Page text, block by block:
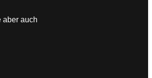
aber auch